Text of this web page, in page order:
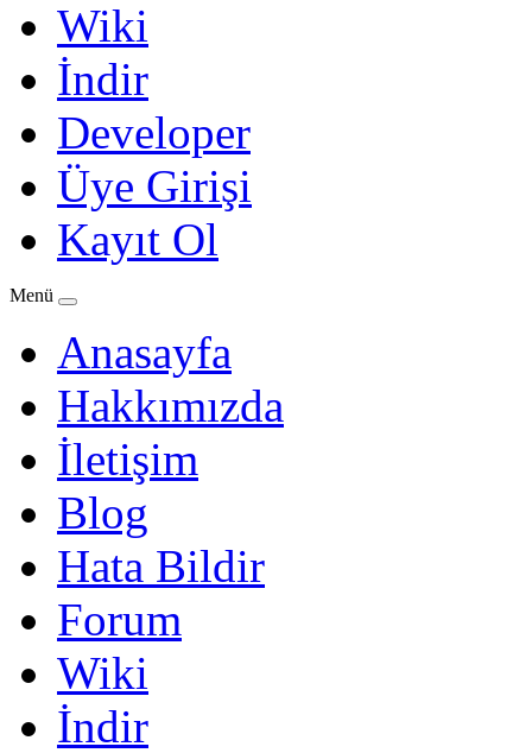
Wiki
İndir
Developer
Üye Girişi
Kayıt Ol
Menü
Anasayfa
Hakkımızda
İletişim
Blog
Hata Bildir
Forum
Wiki
İndir